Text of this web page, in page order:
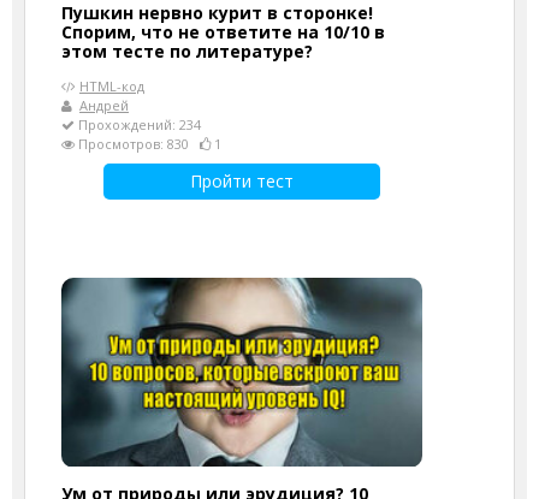
Пушкин нервно курит в сторонке!
Спорим, что не ответите на 10/10 в
этом тесте по литературе?
HTML-код
Андрей
Прохождений: 234
Просмотров: 830
1
Пройти тест
Ум от природы или эрудиция? 10